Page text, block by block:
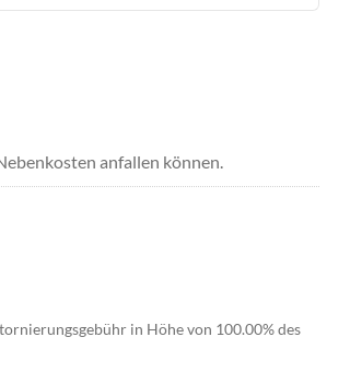
anfallen können.
in Höhe von 100.00% des